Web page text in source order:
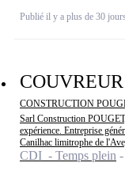
Publié il y a plus de 30 jours
CONSTRUCTION
Sarl Construction
expérience. Entreprise
Canilhac limitrophe de
CDI - Temps plein